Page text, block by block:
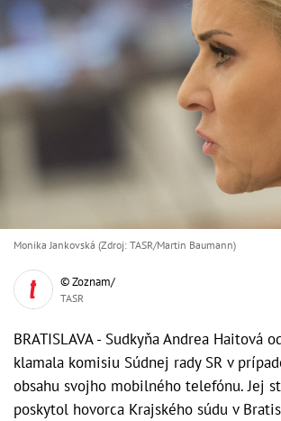
Monika Jankovská (Zdroj: TASR/Martin Baumann)
© Zoznam/
TASR
BRATISLAVA - Sudkyňa Andrea Haitová
klamala komisiu Súdnej rady SR v
obsahu svojho mobilného telefónu. Jej
poskytol hovorca Krajského súdu v